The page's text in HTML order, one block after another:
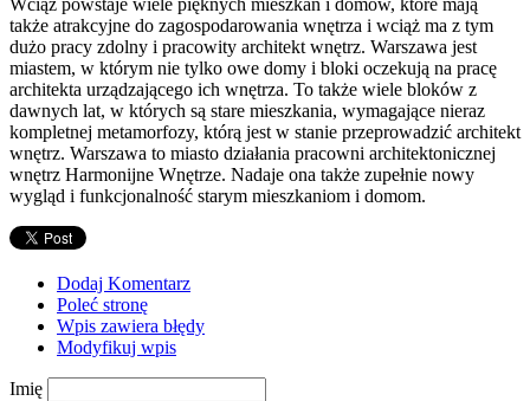
także atrakcyjne do zagospodarowania wnętrza i wciąż ma z tym
dużo pracy zdolny i pracowity architekt wnętrz. Warszawa jest
miastem, w którym nie tylko owe domy i bloki oczekują na pracę
architekta urządzającego ich wnętrza. To także wiele bloków z
dawnych lat, w których są stare mieszkania, wymagające nieraz
kompletnej metamorfozy, którą jest w stanie przeprowadzić architekt
wnętrz. Warszawa to miasto działania pracowni architektonicznej
wnętrz Harmonijne Wnętrze. Nadaje ona także zupełnie nowy
wygląd i funkcjonalność starym mieszkaniom i domom.
Dodaj Komentarz
Poleć stronę
Wpis zawiera błędy
Modyfikuj wpis
Imię